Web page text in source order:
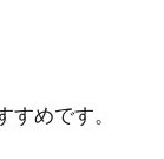
めです。